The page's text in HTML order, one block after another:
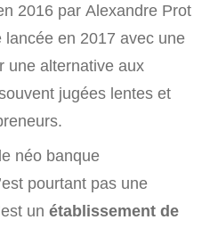
2016 par Alexandre Prot
en 2017 avec une
une alternative aux
jugées lentes et
néo banque
pourtant pas une
un établissement de